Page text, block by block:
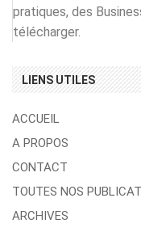
pratiques, des
télécharger.
LIENS UTILES
ACCUEIL
A PROPOS
CONTACT
TOUTES NOS
ARCHIVES